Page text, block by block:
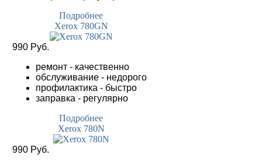
Подробнее
Xerox 780GN
990 Руб.
ремонт - качественно
обслуживание - недорого
профилактика - быстро
заправка - регулярно
Подробнее
Xerox 780N
990 Руб.